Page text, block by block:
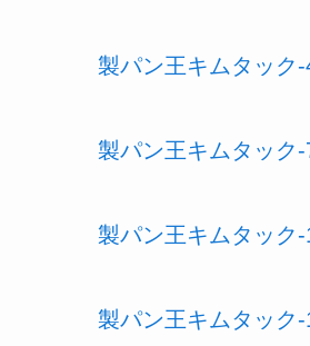
製パン王キムタック
製パン王キムタック
製パン王キムタック
製パン王キムタック